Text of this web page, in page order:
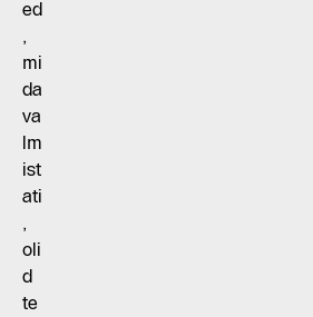
ed
,
mi
da
va
lm
ist
ati
,
oli
d
te